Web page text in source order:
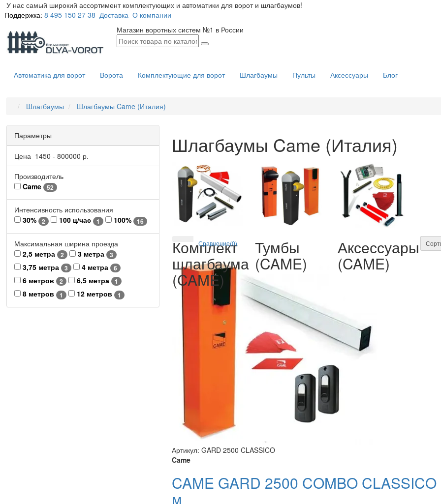
У нас самый широкий ассортимент комплектующих и автоматики для ворот и шлагбаумов!
Поддержка: 8 495 150 27 38 Доставка О компании
Магазин воротных систем №1 в России
Автоматика для ворот Ворота Комплектующие для ворот Шлагбаумы Пульты Аксессуары Блог
Шлагбаумы Шлагбаумы Came (Италия)
Параметры
Цена 1450 - 800000 р.
Производитель
Came
52
Интенсивность использования
30%
2 100 ц/час 1 100% 16
Максимальная ширина проезда
2,5 метра
2 3 метра 3
3,75 метра 3 4 метра 6
6 метров 2 6,5 метра 1
8 метров 1 12 метров 1
Шлагбаумы Came (Италия)
Комплект
шлагбаума
(CAME)
Тумбы
(CAME)
Аксессуары
(CAME)
Сравнение(0)
Артикул: GARD 2500 CLASSICO
Came
CAME GARD 2500 COMBO
м